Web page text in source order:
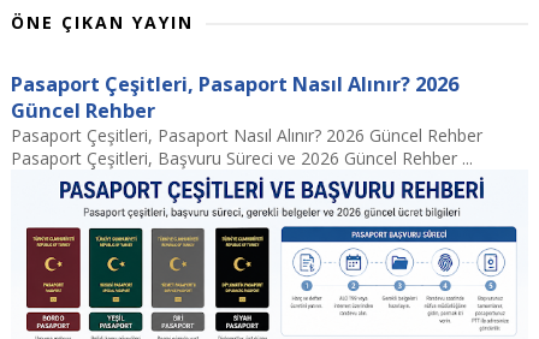
ÖNE ÇIKAN YAYIN
Pasaport Çeşitleri, Pasaport Nasıl Alınır? 2026
Güncel Rehber
Pasaport Çeşitleri, Pasaport Nasıl Alınır? 2026 Güncel Rehber
Pasaport Çeşitleri, Başvuru Süreci ve 2026 Güncel Rehber ...